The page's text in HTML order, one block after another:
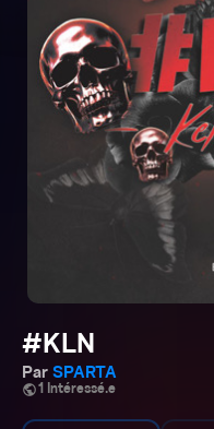
#KLN
Par SPARTA
public1 Intéressé.e